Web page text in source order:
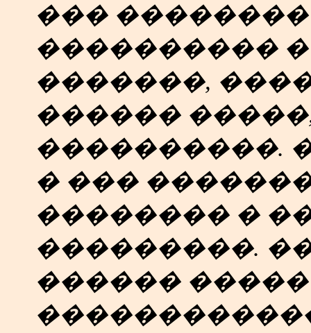
���
����������
�������,
������
����������.
� ���
�������� �
���������.
������